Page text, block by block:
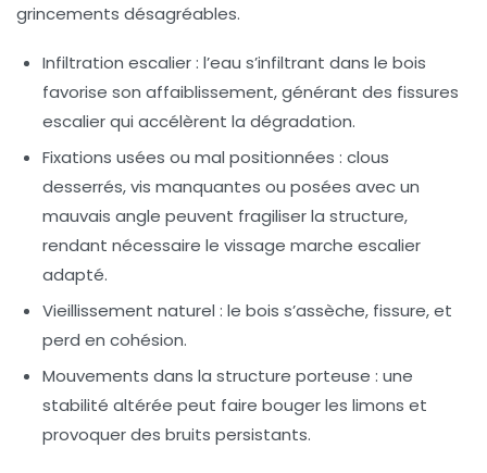
grincements désagréables.
Infiltration escalier: l’eau s’infiltrant dans le bois
favorise son affaiblissement, générant des fissures
escalier qui accélèrent la dégradation.
Fixations usées ou mal positionnées : clous
desserrés, vis manquantes ou posées avec un
mauvais angle peuvent fragiliser la structure,
rendant nécessaire le vissage marche escalier
adapté.
Vieillissement naturel : le bois s’assèche, fissure, et
perd en cohésion.
Mouvements dans la structure porteuse : une
stabilité altérée peut faire bouger les limons et
provoquer des bruits persistants.